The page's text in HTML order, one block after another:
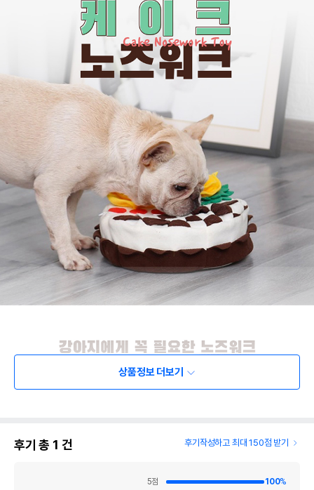
상품정보 더보기
후기 총 1 건 후기작성하고 최대 150점 받기
5점 100%